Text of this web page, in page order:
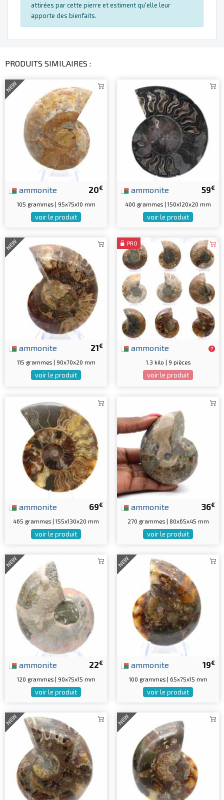
attirées par cette pierre et estiment qu'elle leur
apporte des bienfaits.
PRODUITS SIMILAIRES :
NEW
20€
ammonite
105 grammes | 95x75x10 mm
voir le produit
59€
ammonite
400 grammes | 150x120x20 mm
voir le produit
NEW
21€
ammonite
115 grammes | 90x70x20 mm
voir le produit
PRO
ammonite
1.3 kilo | 9 pièces
voir le produit
69€
ammonite
465 grammes | 155x130x20 mm
voir le produit
36€
ammonite
270 grammes | 80x65x45 mm
voir le produit
NEW
22€
ammonite
120 grammes | 90x75x15 mm
voir le produit
NEW
19€
ammonite
100 grammes | 65x75x15 mm
voir le produit
NEW NEW